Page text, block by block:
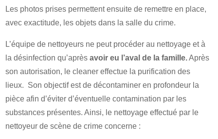
Les photos prises permettent ensuite de remettre en place,
avec exactitude, les objets dans la salle du crime.
L’équipe de nettoyeurs ne peut procéder au nettoyage et à
la désinfection qu’aprèsavoir eu l’aval de la famille.Après
son autorisation, le cleaner effectue la purification des
lieux. Son objectif est de décontaminer en profondeur la
pièce afin d’éviter d’éventuelle contamination par les
substances présentes. Ainsi, le nettoyage effectué par le
nettoyeur de scène de crime concerne :